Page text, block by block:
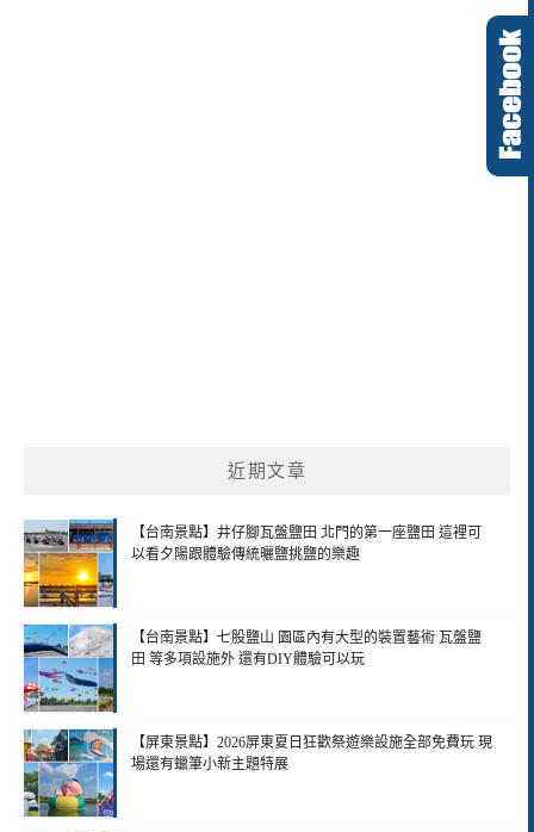
近期文章
【台南景點】井仔腳瓦盤鹽田 北門的第一座鹽田 這裡可
以看夕陽跟體驗傳統曬鹽挑鹽的樂趣
【台南景點】七股鹽山 園區內有大型的裝置藝術 瓦盤鹽
田 等多項設施外 還有DIY體驗可以玩
【屏東景點】2026屏東夏日狂歡祭遊樂設施全部免費玩 現
場還有蠟筆小新主題特展